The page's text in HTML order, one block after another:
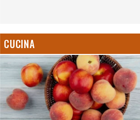
CUCINA